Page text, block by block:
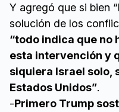
Y agregó que si bien
solución de los
“todo indica que no
esta intervención y
siquiera Israel solo,
Estados Unidos”.
-Primero Trump